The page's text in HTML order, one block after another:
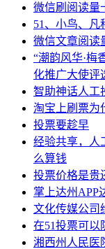
微信刷阅读量
51、小鸟、凡
微信文章阅读
“潮韵风华·梅
化推广大使评
智助神话人工
淘宝上刷票为
投票要趁早
经验共享，人
么算钱
投票价格是贵
掌上达州APP
文化传媒公司
在51投票可以
湘西州人民医